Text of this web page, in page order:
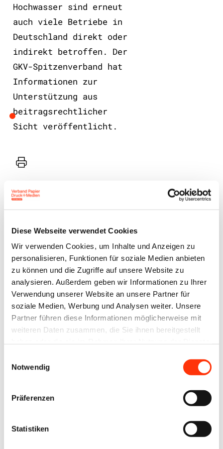
Diese Webseite verwendet Cookies
Wir verwenden Cookies, um Inhalte und Anzeigen zu
personalisieren, Funktionen für soziale Medien anbieten
zu können und die Zugriffe auf unsere Website zu
analysieren. Außerdem geben wir Informationen zu Ihrer
Verwendung unserer Website an unsere Partner für
soziale Medien, Werbung und Analysen weiter. Unsere
Partner führen diese Informationen möglicherweise mit
weiteren Daten zusammen, die Sie ihnen bereitgestellt
Notwendig
Präferenzen
Statistiken
Hochwasser sind erneut
auch viele Betriebe in
Deutschland direkt oder
indirekt betroffen. Der
GKV-Spitzenverband hat
Informationen zur
Unterstützung aus
beitragsrechtlicher
Sicht veröffentlicht.
Drucker
Benutzeranmeldung
Bitte geben Sie Ihren
Benutzernamen und Ihr
Passwort ein, um sich an der
Website anzumelden.